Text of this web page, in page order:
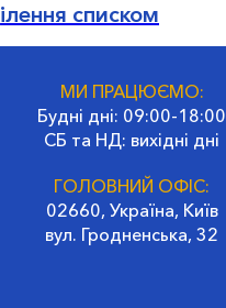
списком
МИ ПРАЦЮЄМО:
Будні дні: 09:00-18:00
СБ та НД: вихідні дні
ГОЛОВНИЙ ОФІС:
02660, Україна, Київ
вул. Гродненська, 32